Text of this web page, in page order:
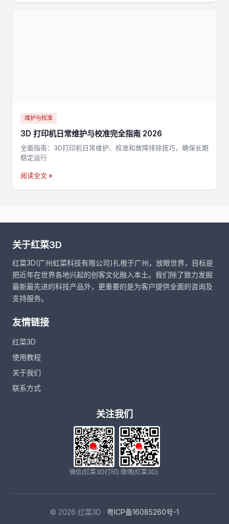
维护与校准
3D 打印机日常维护与校准完全指南 2026
全面指南：3D打印机日常维护、校准和故障排除技巧，确保长期
稳定运行
阅读全文 »
关于红菜3D
红菜3D(广州虹菜科技有限公司)扎根于广州，放眼世界，目标是
把近年在世界各地兴起的创客文化融入本土。我们除了致力发掘
最新最先进的科技产品外，更重要的是为客户提供全面的咨询及
支持服务。
友情链接
红菜3D
使用教程
关于我们
联系方式
关注我们
微信(红菜3D打印) 微博(红菜3D)
© 2026 红菜3D · 粤ICP备16085260号-1